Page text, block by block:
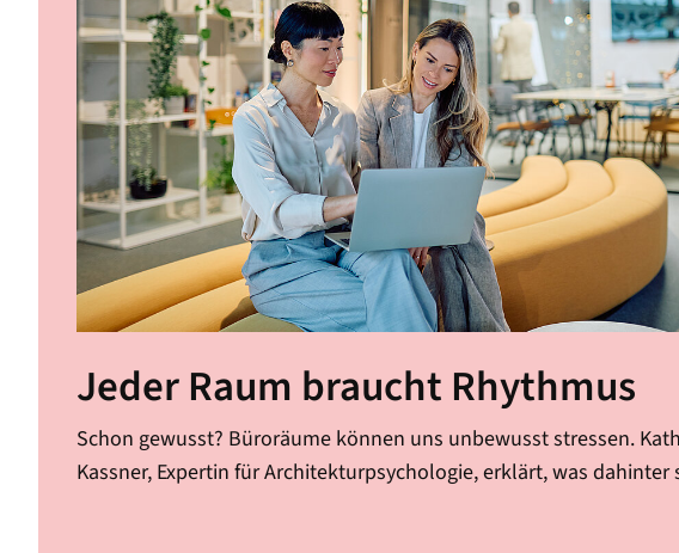
Jeder Raum braucht Rhythmus
Schon gewusst? Büroräume können uns unbewusst stressen.
Kassner, Expertin für Architekturpsychologie, erklärt, was dahinter